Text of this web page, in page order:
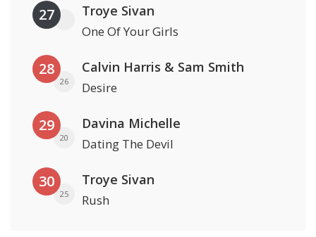
27 Troye Sivan
One Of Your Girls
28
26
Calvin Harris & Sam Smith
Desire
29
20
Davina Michelle
Dating The Devil
30
25
Troye Sivan
Rush